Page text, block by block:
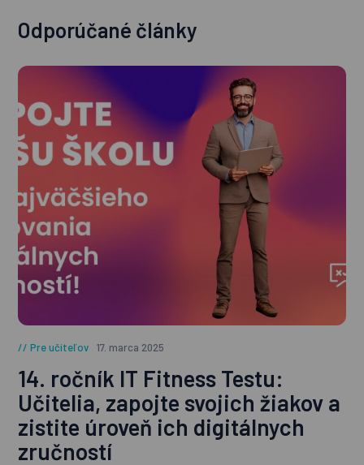
Odporúčané články
Pre učiteľov 17. marca 2025
14. ročník IT Fitness Testu:
Učitelia, zapojte svojich žiakov a
zistite úroveň ich digitálnych
zručností